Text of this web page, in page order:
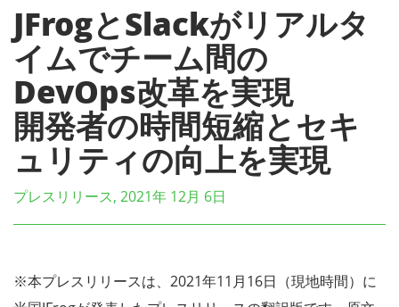
JFrogとSlackがリアルタ
イムでチーム間の
DevOps改革を実現
開発者の時間短縮とセキ
ュリティの向上を実現
プレスリリース, 2021年 12月 6日
※本プレスリリースは、2021年11月16日（現地時間）に